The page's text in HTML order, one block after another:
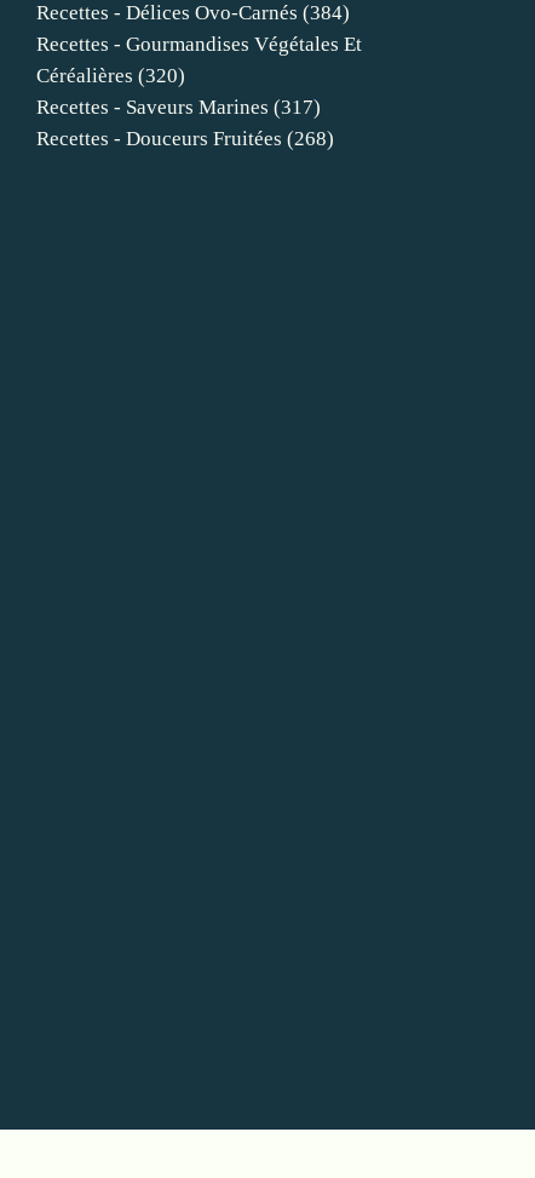
Recettes - Délices Ovo-Carnés (384)
Recettes - Gourmandises Végétales Et
Céréalières (320)
Recettes - Saveurs Marines (317)
Recettes - Douceurs Fruitées (268)